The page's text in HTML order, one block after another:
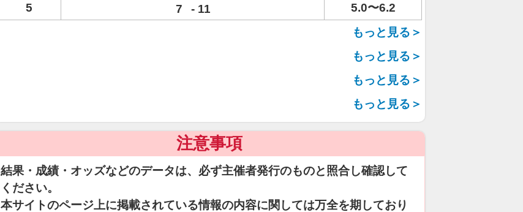
5
7 - 11
5.0〜6.2
もっと見る＞
もっと見る＞
もっと見る＞
もっと見る＞
注意事項
結果・成績・オッズなどのデータは、必ず主催者発行のものと照合し確認して
ください。
本サイトのページ上に掲載されている情報の内容に関しては万全を期しており